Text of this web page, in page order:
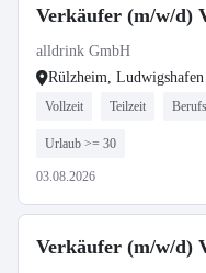
Verkäufer (m/w/d)
alldrink GmbH
Rülzheim,
Vollzeit Teilzeit
Urlaub >= 30
03.08.2026
Verkäufer (m/w/d)